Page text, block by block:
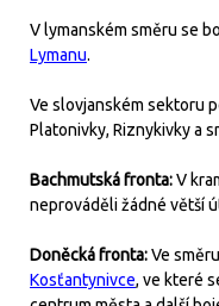
V lymanském směru se
Lymanu.
Ve slovjanském sektoru
Platonivky, Riznykivky a
Bachmutská fronta:V
neprováděli žádné větší
Doněcká fronta:Ve
Kosťantynivce, ve které